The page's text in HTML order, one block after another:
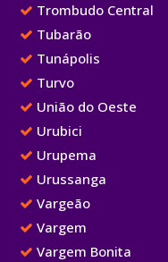
Trombudo Central
Tubarão
Tunápolis
Turvo
União do Oeste
Urubici
Urupema
Urussanga
Vargeão
Vargem
Vargem Bonita